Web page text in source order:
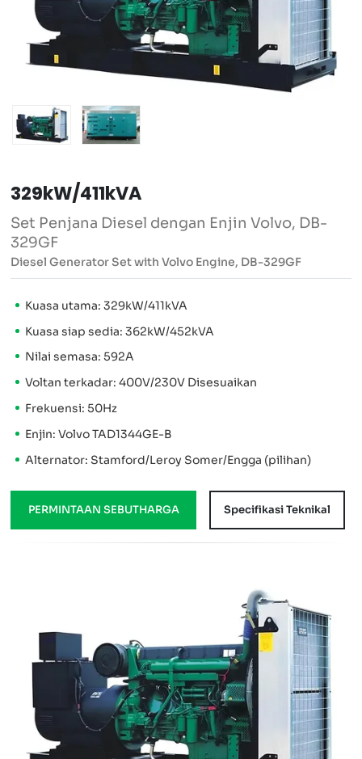
329kW/411kVA
Set Penjana Diesel dengan Enjin Volvo, DB-
329GF
Diesel Generator Set with Volvo Engine, DB-329GF
Kuasa utama: 329kW/411kVA
Kuasa siap sedia: 362kW/452kVA
Nilai semasa: 592A
Voltan terkadar: 400V/230V Disesuaikan
Frekuensi: 50Hz
Enjin: Volvo TAD1344GE-B
Alternator: Stamford/Leroy Somer/Engga (pilihan)
PERMINTAAN SEBUTHARGA Specifikasi Teknikal